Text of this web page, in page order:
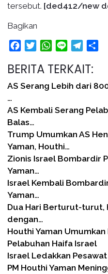
tersebut. [ded412/new
Bagikan
FacebookTwitterWhatsApp
Line
BERITA TERKAIT:
AS Serang Lebih dari
…
AS Kembali Serang
Balas…
Trump Umumkan AS
Yaman, Houthi…
Zionis Israel Bombardir
Yaman…
Israel Kembali
Yaman…
Dua Hari Berturut-turut,
dengan…
Houthi Yaman
Pelabuhan Haifa Israel
Israel Ledakkan
PM Houthi Yaman